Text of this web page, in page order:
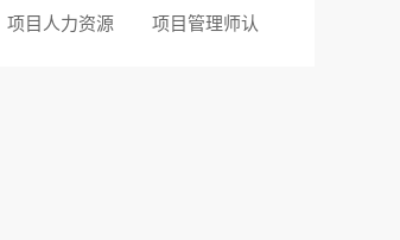
项目人力资源 项目管理师认